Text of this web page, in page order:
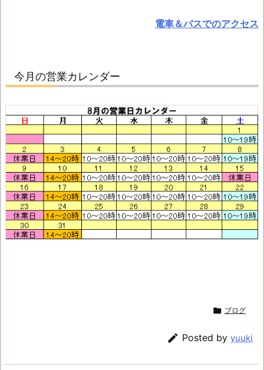
電車＆バスでのアクセス
今月の営業カレンダー
 ブログ
 Posted by yuuki